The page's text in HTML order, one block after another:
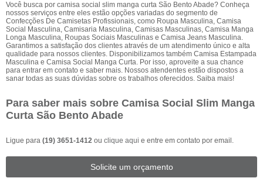
Você busca por camisa social slim manga curta São Bento Abade? Conheça
nossos serviços entre eles estão opções variadas do segmento de
Confecções De Camisetas Profissionais, como Roupa Masculina, Camisa
Social Masculina, Camisaria Masculina, Camisas Masculinas, Camisa Manga
Longa Masculina, Roupas Sociais Masculinas e Camisa Jeans Masculina.
Garantimos a satisfação dos clientes através de um atendimento único e alta
qualidade para nossos clientes. Disponibilizamos também Camisa Estampada
Masculina e Camisa Social Manga Curta. Por isso, aproveite a sua chance
para entrar em contato e saber mais. Nossos atendentes estão dispostos a
sanar todas as suas dúvidas sobre os trabalhos oferecidos. Saiba mais!
Para saber mais sobre Camisa Social Slim Manga
Curta São Bento Abade
Ligue para (19) 3651-1412 ou clique aqui e entre em contato por email.
Solicite um orçamento